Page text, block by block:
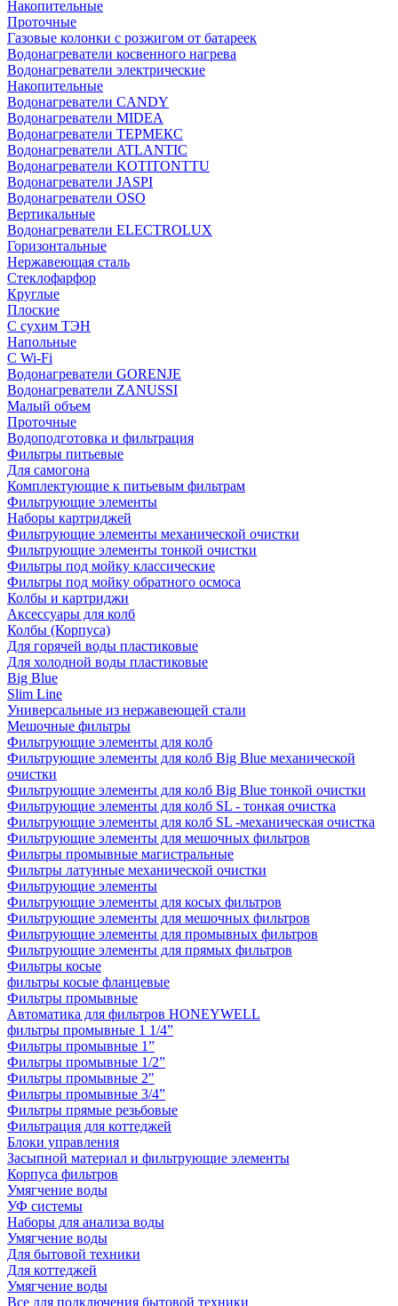
Накопительные
Проточные
Газовые колонки с розжигом от батареек
Водонагреватели косвенного нагрева
Водонагреватели электрические
Накопительные
Водонагреватели CANDY
Водонагреватели MIDEA
Водонагреватели ТЕРМЕКС
Водонагреватели ATLANTIC
Водонагреватели KOTITONTTU
Водонагреватели JASPI
Водонагреватели OSO
Вертикальные
Водонагреватели ELECTROLUX
Горизонтальные
Нержавеющая сталь
Стеклофарфор
Круглые
Плоские
С сухим ТЭН
Напольные
С Wi-Fi
Водонагреватели GORENJE
Водонагреватели ZANUSSI
Малый объем
Проточные
Водоподготовка и фильтрация
Фильтры питьевые
Для самогона
Комплектующие к питьевым фильтрам
Фильтрующие элементы
Наборы картриджей
Фильтрующие элементы механической очистки
Фильтрующие элементы тонкой очистки
Фильтры под мойку классические
Фильтры под мойку обратного осмоса
Колбы и картриджи
Аксессуары для колб
Колбы (Корпуса)
Для горячей воды пластиковые
Для холодной воды пластиковые
Big Blue
Slim Line
Универсальные из нержавеющей стали
Мешочные фильтры
Фильтрующие элементы для колб
Фильтрующие элементы для колб Big Blue механической
очистки
Фильтрующие элементы для колб Big Blue тонкой очистки
Фильтрующие элементы для колб SL - тонкая очистка
Фильтрующие элементы для колб SL -механическая очистка
Фильтрующие элементы для мешочных фильтров
Фильтры промывные магистральные
Фильтры латунные механической очистки
Фильтрующие элементы
Фильтрующие элементы для косых фильтров
Фильтрующие элементы для мешочных фильтров
Фильтрующие элементы для промывных фильтров
Фильтрующие элементы для прямых фильтров
Фильтры косые
фильтры косые фланцевые
Фильтры промывные
Автоматика для фильтров HONEYWELL
фильтры промывные 1 1/4”
Фильтры промывные 1”
Фильтры промывные 1/2”
Фильтры промывные 2"
Фильтры промывные 3/4”
Фильтры прямые резьбовые
Фильтрация для коттеджей
Блоки управления
Засыпной материал и фильтрующие элементы
Корпуса фильтров
Умягчение воды
УФ системы
Наборы для анализа воды
Умягчение воды
Для бытовой техники
Для коттеджей
Умягчение воды
Все для подключения бытовой техники